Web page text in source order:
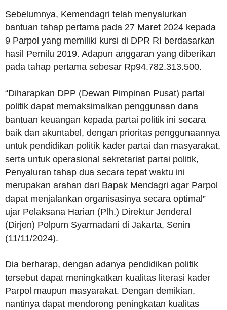
Sebelumnya, Kemendagri telah menyalurkan
bantuan tahap pertama pada 27 Maret 2024 kepada
9 Parpol yang memiliki kursi di DPR RI berdasarkan
hasil Pemilu 2019. Adapun anggaran yang diberikan
pada tahap pertama sebesar Rp94.782.313.500.
“Diharapkan DPP (Dewan Pimpinan Pusat) partai
politik dapat memaksimalkan penggunaan dana
bantuan keuangan kepada partai politik ini secara
baik dan akuntabel, dengan prioritas penggunaannya
untuk pendidikan politik kader partai dan masyarakat,
serta untuk operasional sekretariat partai politik,
Penyaluran tahap dua secara tepat waktu ini
merupakan arahan dari Bapak Mendagri agar Parpol
dapat menjalankan organisasinya secara optimal”
ujar Pelaksana Harian (Plh.) Direktur Jenderal
(Dirjen) Polpum Syarmadani di Jakarta, Senin
(11/11/2024).
Dia berharap, dengan adanya pendidikan politik
tersebut dapat meningkatkan kualitas literasi kader
Parpol maupun masyarakat. Dengan demikian,
nantinya dapat mendorong peningkatan kualitas